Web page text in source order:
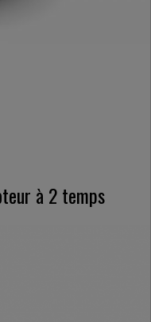
à 2 temps